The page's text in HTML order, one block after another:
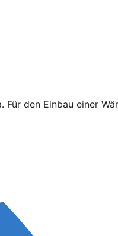
den Einbau einer